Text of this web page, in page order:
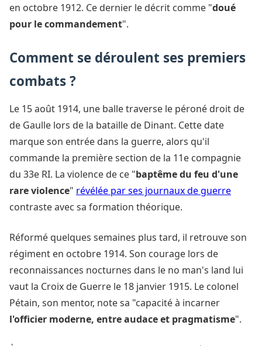
en octobre 1912. Ce dernier le décrit comme "doué
pour le commandement".
Comment se déroulent ses premiers
combats ?
Le 15 août 1914, une balle traverse le péroné droit de
de Gaulle lors de la bataille de Dinant. Cette date
marque son entrée dans la guerre, alors qu'il
commande la première section de la 11e compagnie
du 33e RI. La violence de ce "baptême du feu d'une
rare violence" révélée par ses journaux de guerre
contraste avec sa formation théorique.
Réformé quelques semaines plus tard, il retrouve son
régiment en octobre 1914. Son courage lors de
reconnaissances nocturnes dans le no man's land lui
vaut la Croix de Guerre le 18 janvier 1915. Le colonel
Pétain, son mentor, note sa "capacité à incarner
l'officier moderne, entre audace et pragmatisme".